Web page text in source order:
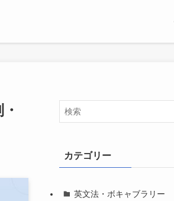
カテゴリー
英文法・ボキャブラリー